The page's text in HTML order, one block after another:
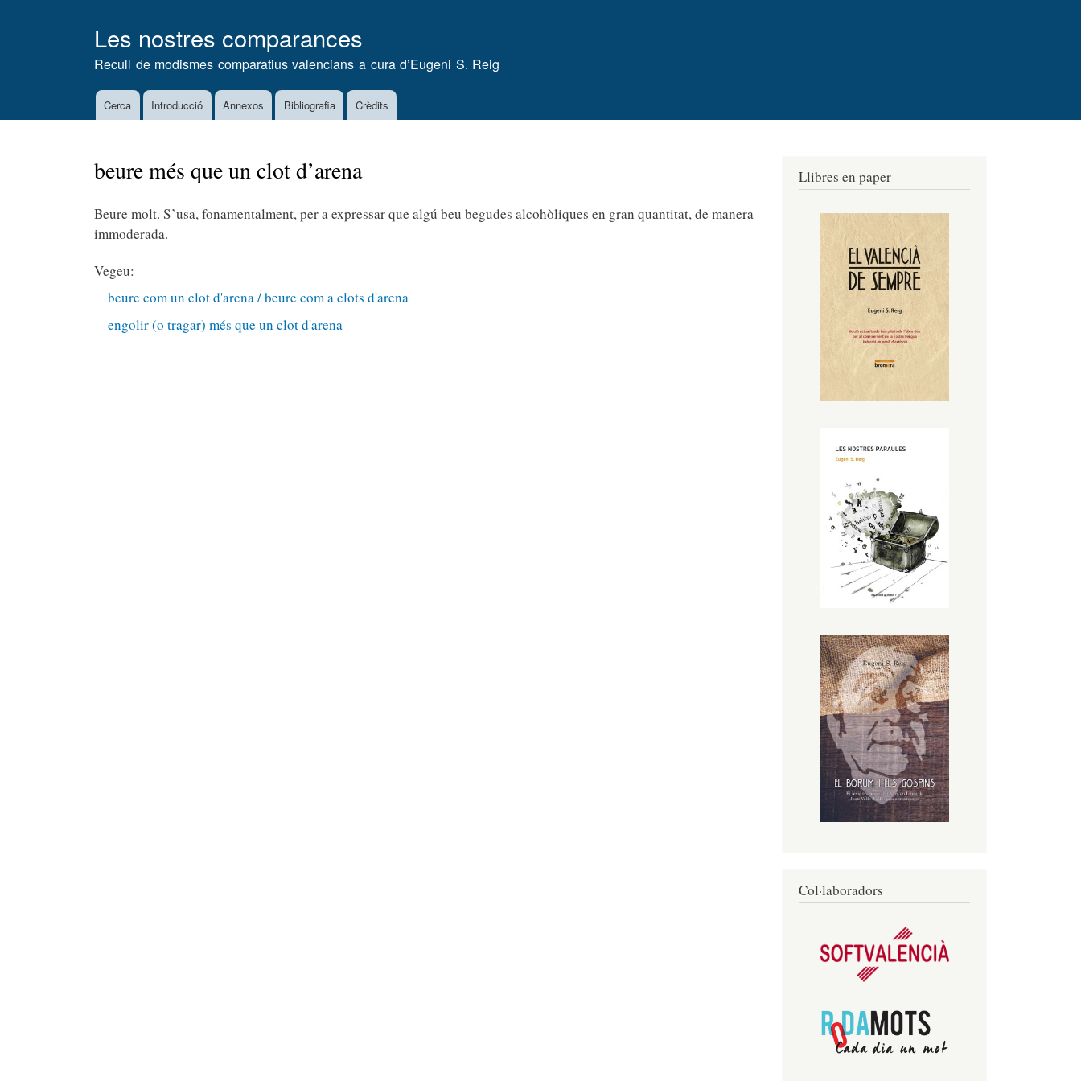
Les nostres comparances
Recull de modismes comparatius valencians a cura d’Eugeni S. Reig
MainCerca Introducció Annexos Bibliografia Crèdits
beure més que un clot d’arena
Beure molt. S’usa, fonamentalment, per a expressar que algú beu begudes alcohòliques en gran quantitat, de manera
immoderada.
Vegeu:
beure com un clot d'arena / beure com a clots d'arena
engolir (o tragar) més que un clot d'arena
Llibres en paper
Col·laboradors